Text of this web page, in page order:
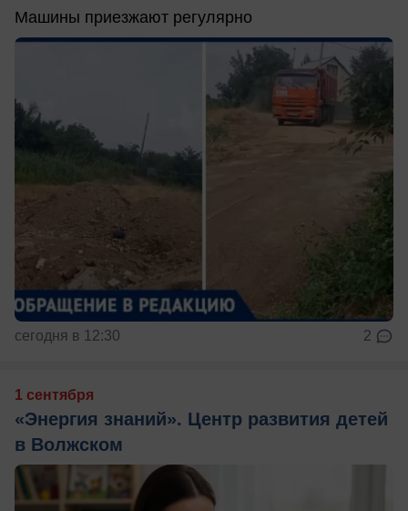
Машины приезжают регулярно
сегодня в 12:30 2
1 сентября
«Энергия знаний». Центр развития детей
в Волжском